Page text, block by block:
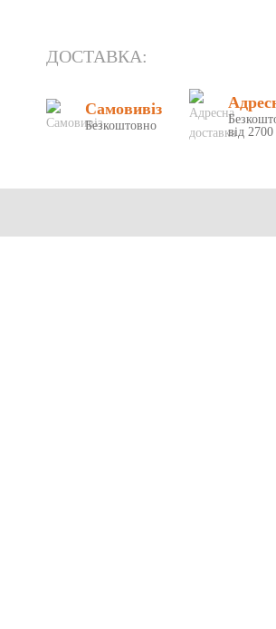
ДОСТАВКА:
Самовивіз
Безкоштовно
від 2700